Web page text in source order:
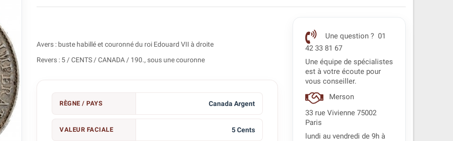
Avers : buste habillé et couronné du roi Edouard VII à droite
Revers : 5 / CENTS / CANADA / 190., sous une couronne
RÈGNE / PAYS Canada Argent
VALEUR FACIALE 5 Cents
Une question ? 01
42 33 81 67
Une équipe de spécialistes
est à votre écoute pour
vous conseiller.
Merson
33 rue Vivienne 75002
Paris
lundi au vendredi de 9h à